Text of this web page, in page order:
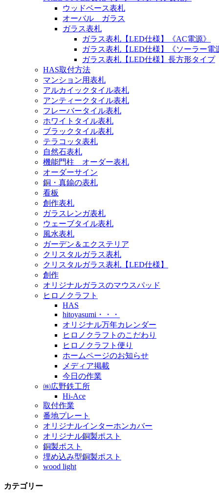
ウッドベース表札
オーバル ガラス
ガラス表札
ガラス表札【LED仕様】《AC電源》
ガラス表札【LED仕様】《ソーラー電
ガラス表札【LED仕様】長方形タイプ
HAS取付方法
マンション用表札
アルカイックタイル表札
アンティークタイル表札
フレーバータイル表札
ホワイトタイル表札
ブラックタイル表札
テラコッタ表札
自然石表札
機能門柱 オーダー表札
オーダーサイン
銅・真鍮の表札
看板
創作表札
ガラスレンガ表札
ウェーブタイル表札
風水表札
ガーデン＆エクステリア
クリスタルガラス表札
クリスタルガラス表札【LED仕様】
創作
オリジナルガラスのマウスパッド
ヒロノクラフト
HAS
hitoyasumi・・・
オリジナル万年カレンダー
ヒロノクラフトのこだわり
ヒロノクラフト便り
ホームページのお知らせ
メディア掲載
今日の作業
㈱広野鉄工所
Hi-Ace
取付作業
番地プレート
オリジナルインターホンカバー
オリジナル銅製ポスト
銅製ポスト
埋め込み型銅製ポスト
wood light
カテゴリー